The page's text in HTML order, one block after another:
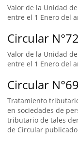
Valor de la Unidad
entre el 1 Enero del
Circular
Valor de la Unidad
entre el 1 Enero del
Circular
Tratamiento
en sociedades de
tributario de tales
de Circular